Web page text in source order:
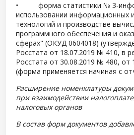
• форма статистики № 3-
использовании информационных
технологий и производстве
программного обеспечения и
сферах" (ОКУД 0604018)
Росстата от 18.07.2019 № 410, в
Росстата от 30.08.2019 № 480, от
(форма применяется начиная с
Расширение номенклатуры
при взаимодействии
налоговых органов
В состав форм документов